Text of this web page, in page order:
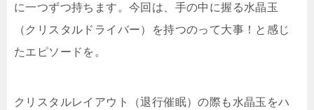
に一つずつ持ちます。今回は、手の中に握る水晶玉
（クリスタルドライバー）を持つのって大事！と感じ
たエピソードを。
クリスタルレイアウト（退行催眠）の際も水晶玉をハ